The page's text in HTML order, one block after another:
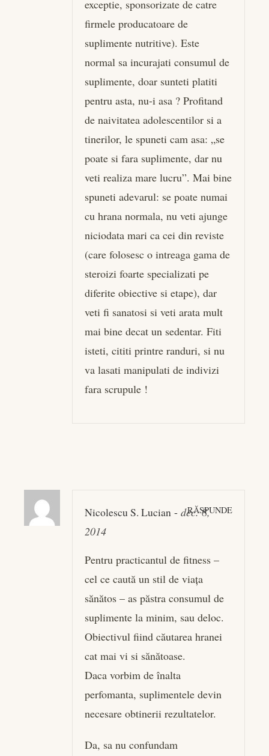
exceptie, sponsorizate de catre
firmele producatoare de
suplimente nutritive). Este
normal sa incurajati consumul de
suplimente, doar sunteti platiti
pentru asta, nu-i asa ? Profitand
de naivitatea adolescentilor si a
tinerilor, le spuneti cam asa: „se
poate si fara suplimente, dar nu
veti realiza mare lucru”. Mai bine
spuneti adevarul: se poate numai
cu hrana normala, nu veti ajunge
niciodata mari ca cei din reviste
(care folosesc o intreaga gama de
steroizi foarte specializati pe
diferite obiective si etape), dar
veti fi sanatosi si veti arata mult
mai bine decat un sedentar. Fiti
isteti, cititi printre randuri, si nu
va lasati manipulati de indivizi
fara scrupule !
Nicolescu S. Lucian - dec. 8,
2014
RĂSPUNDE
Pentru practicantul de fitness –
cel ce caută un stil de viața
sănătos – as păstra consumul de
suplimente la minim, sau deloc.
Obiectivul fiind căutarea hranei
cat mai vi si sănătoase.
Daca vorbim de înalta
perfomanta, suplimentele devin
necesare obtinerii rezultatelor.
Da, sa nu confundam